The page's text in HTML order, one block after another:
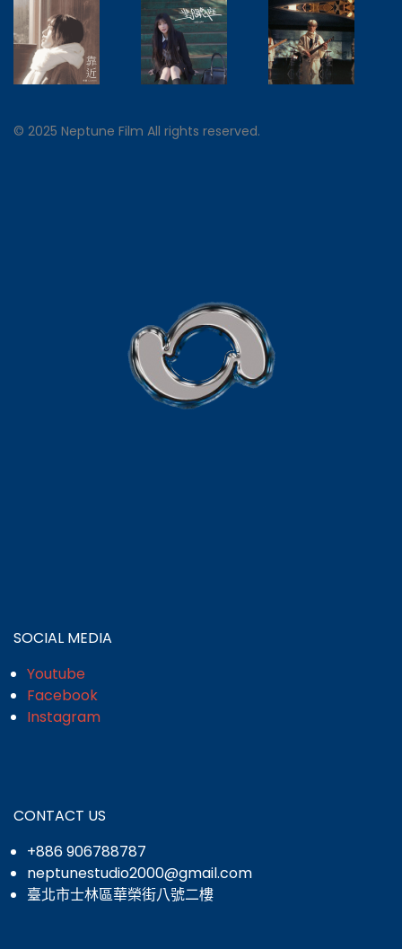
© 2025 Neptune Film All rights reserved.
SOCIAL MEDIA
Youtube
Facebook
Instagram
CONTACT US
+886 906788787
neptunestudio2000@gmail.com
臺北市士林區華榮街八號二樓